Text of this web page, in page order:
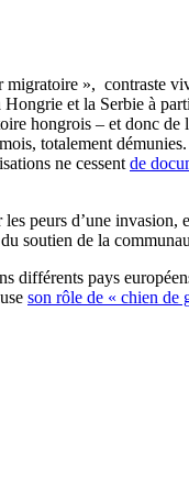
migratoire », contraste
et la Serbie à
hongrois – et donc
totalement
ne cessent de
peurs d’une invasion,
soutien de la
différents pays
son rôle de « chien de